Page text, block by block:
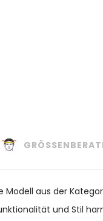
aus der
und Stil